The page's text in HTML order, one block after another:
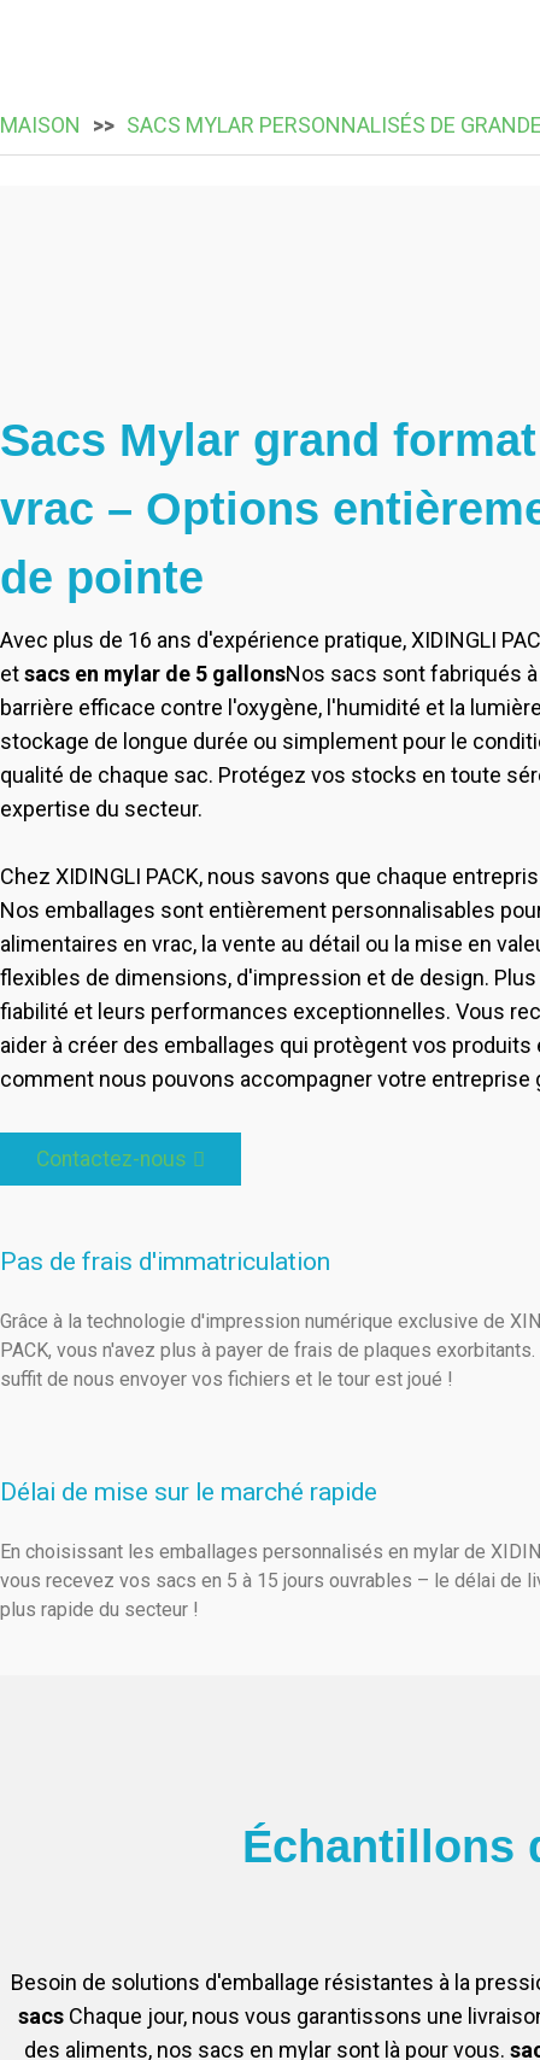
MAISON SACS MYLAR PERSONNALISÉS DE
Sacs Mylar grand
vrac – Options
de pointe
Avec plus de 16 ans d'expérience pratique, XIDINGLI
etsacs en mylar de 5 gallonsNos sacs sont fabriqués
barrière efficace contre l'oxygène, l'humidité et la
stockage de longue durée ou simplement pour le
qualité de chaque sac. Protégez vos stocks en toute
expertise du secteur.
Chez XIDINGLI PACK, nous savons que chaque
Nos emballages sont entièrement personnalisables
alimentaires en vrac, la vente au détail ou la mise en
flexibles de dimensions, d'impression et de design.
fiabilité et leurs performances exceptionnelles. Vous
aider à créer des emballages qui protègent vos
comment nous pouvons accompagner votre
Contactez-nous
Pas de frais d'immatriculation
Grâce à la technologie d'impression numérique exclusive de
PACK, vous n'avez plus à payer de frais de plaques
suffit de nous envoyer vos fichiers et le tour est joué !
Délai de mise sur le marché rapide
En choisissant les emballages personnalisés en mylar de
vous recevez vos sacs en 5 à 15 jours ouvrables – le délai de
plus rapide du secteur !
Échantillons
Besoin de solutions d'emballage résistantes à la
sacs Chaque jour, nous vous garantissons une
des aliments, nos sacs en mylar sont là pour vous.